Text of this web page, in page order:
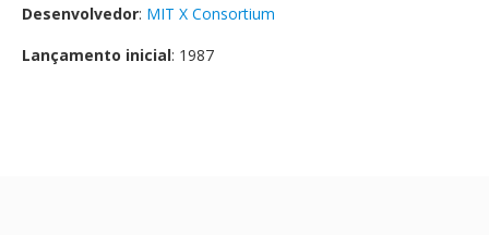
Desenvolvedor: MIT X Consortium
Lançamento inicial: 1987